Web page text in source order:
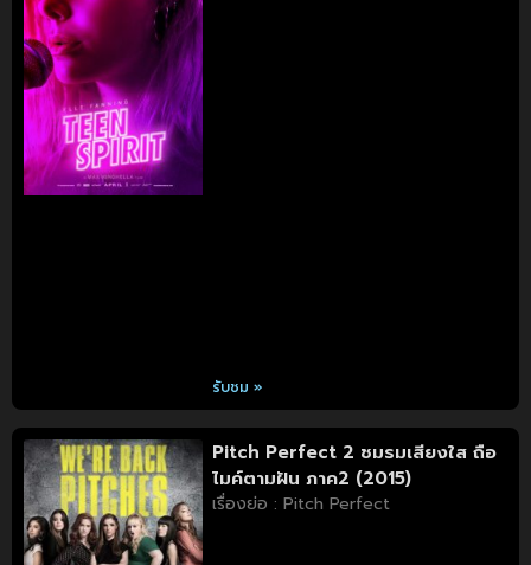
รับชม »
Pitch Perfect 2 ชมรมเสียงใส ถือ
ไมค์ตามฝัน ภาค2 (2015)
เรื่องย่อ : Pitch Perfect